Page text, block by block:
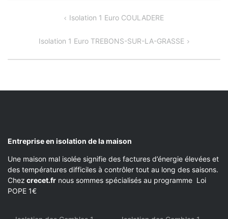
NAVIGATION
L’ARTICLE
Isolation 1 Euro COULADERE
Isolation 1 Euro TREBONS-SUR-LA-GRASSE
Entreprise en isolation de la maison
Une maison mal isolée signifie des factures d’énergie élevées et
des températures difficiles à contrôler tout au long des saisons.
Chez crecet.fr nous sommes spécialisés au programme Loi
POPE 1€